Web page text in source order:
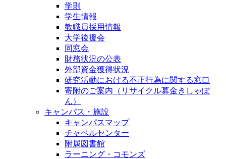
学則
学生情報
教職員採用情報
大学後援会
同窓会
財務状況の公表
外部資金獲得状況
研究活動における不正行為に関する窓口
寄附のご案内（リサイクル募金きしゃぽ
ん）
キャンパス・施設
キャンパスマップ
チャペルセンター
附属図書館
ラーニング・コモンズ